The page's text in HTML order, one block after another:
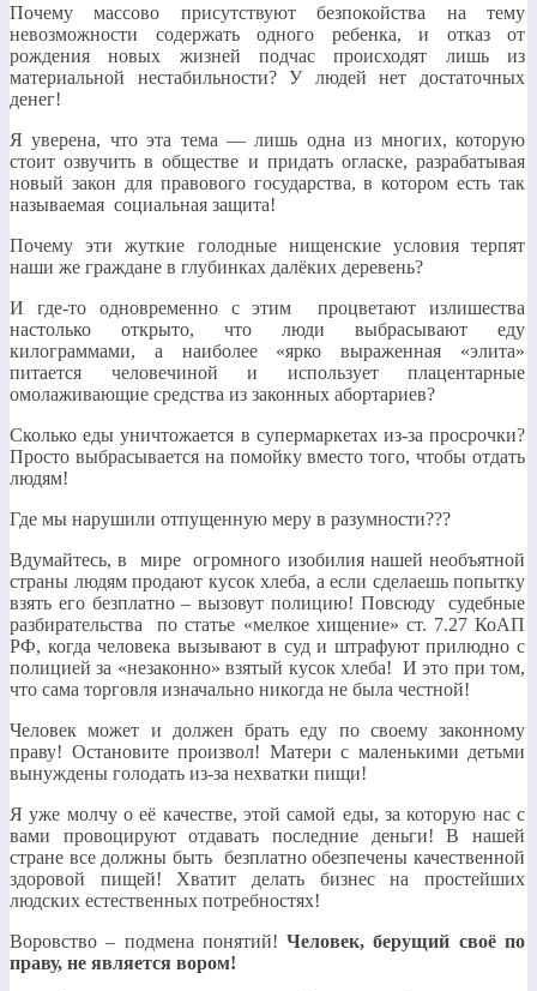
Почему массово присутствуют безпокойства на тему
невозможности содержать одного ребенка, и отказ от
рождения новых жизней подчас происходят лишь из
материальной нестабильности? У людей нет достаточных
денег!
Я уверена, что эта тема — лишь одна из многих, которую
стоит озвучить в обществе и придать огласке, разрабатывая
новый закон для правового государства, в котором есть так
называемая социальная защита!
Почему эти жуткие голодные нищенские условия терпят
наши же граждане в глубинках далёких деревень?
И где-то одновременно с этим процветают излишества
настолько открыто, что люди выбрасывают еду
килограммами, а наиболее «ярко выраженная «элита»
питается человечиной и использует плацентарные
омолаживающие средства из законных абортариев?
Сколько еды уничтожается в супермаркетах из-за просрочки?
Просто выбрасывается на помойку вместо того, чтобы отдать
людям!
Где мы нарушили отпущенную меру в разумности???
Вдумайтесь, в мире огромного изобилия нашей необъятной
страны людям продают кусок хлеба, а если сделаешь попытку
взять его безплатно – вызовут полицию! Повсюду судебные
разбирательства по статье «мелкое хищение» ст. 7.27 КоАП
РФ, когда человека вызывают в суд и штрафуют прилюдно с
полицией за «незаконно» взятый кусок хлеба! И это при том,
что сама торговля изначально никогда не была честной!
Человек может и должен брать еду по своему законному
праву! Остановите произвол! Матери с маленькими детьми
вынуждены голодать из-за нехватки пищи!
Я уже молчу о её качестве, этой самой еды, за которую нас с
вами провоцируют отдавать последние деньги! В нашей
стране все должны быть безплатно обезпечены качественной
здоровой пищей! Хватит делать бизнес на простейших
людских естественных потребностях!
Воровство – подмена понятий!Человек, берущий своё по
праву, не является вором!